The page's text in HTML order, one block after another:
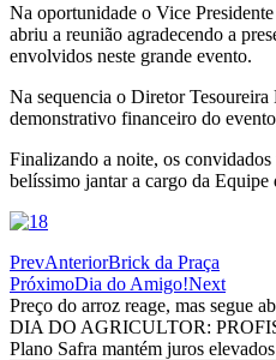
Na oportunidade o Vice
abriu a reunião agradecendo a
envolvidos neste grande evento.
Na sequencia o Diretor Tesoureira
demonstrativo financeiro do
Finalizando a noite, os
belíssimo jantar a cargo da Equipe
PrevAnteriorBrick da Praça
PróximoDia do Amigo!Next
Preço do arroz reage, mas segue
DIA DO AGRICULTOR:
Plano Safra mantém juros